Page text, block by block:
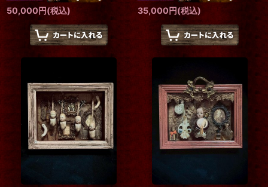
50,000円(税込) 35,000円(税込)